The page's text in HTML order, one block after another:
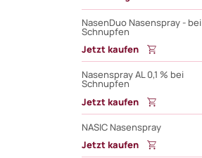
NasenDuo Nasenspray - bei
Schnupfen
Jetzt kaufen
Nasenspray AL 0,1 % bei
Schnupfen
Jetzt kaufen
NASIC Nasenspray
Jetzt kaufen